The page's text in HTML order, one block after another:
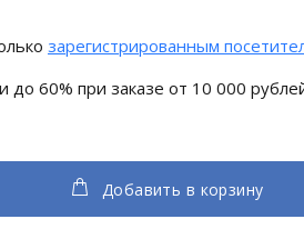
зарегистрированным
до 60% при заказе от 10 000
Добавить в корзину